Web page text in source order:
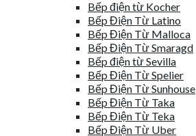
Bếp điện từ Kocher
Bếp Điện Từ Latino
Bếp Điện Từ Malloca
Bếp Điện Từ Smaragd
Bếp điện từ Sevilla
Bếp Điện Từ Spelier
Bếp Điện Từ Sunhouse
Bếp Điện Từ Taka
Bếp Điện Từ Teka
Bếp Điện Từ Uber